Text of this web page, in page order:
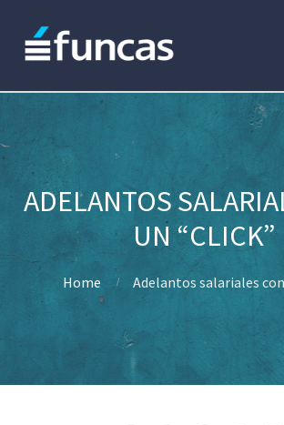
ADELANTOS
UN “CLICK”
Home Adelantos salariales